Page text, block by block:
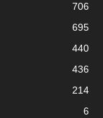
706
695
440
436
214
6